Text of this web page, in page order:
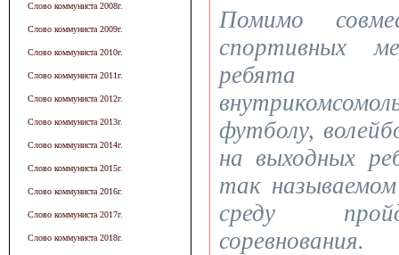
Слово коммуниста 2008г.
Слово коммуниста 2009г.
Слово коммуниста 2010г.
Слово коммуниста 2011г.
Слово коммуниста 2012г.
Слово коммуниста 2013г.
Слово коммуниста 2014г.
Слово коммуниста 2015г.
Слово коммуниста 2016г.
Слово коммуниста 2017г.
Слово коммуниста 2018г.
Помимо
спортивных
ребята
футболу,
на выходных
так
среду
соревнования.